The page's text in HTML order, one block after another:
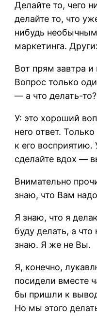
Делайте то, чего
делайте то, что
нибудь
маркетинга.
Вот прям завтра
Вопрос только
— а что делать-
У: это хороший
него ответ.
к его восприятию.
сделайте вдох —
Внимательно
знаю, что Вам
Я знаю, что я
буду делать, а
знаю. Я же не Вы.
Я, конечно,
посидели вместе
бы пришли к
Но мы этого